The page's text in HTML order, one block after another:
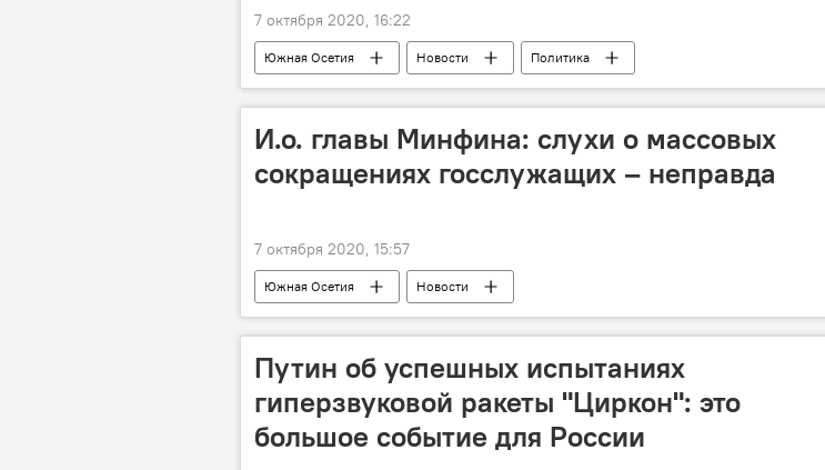
7 октября 2020, 16:22
Южная Осетия Новости Политика
И.о. главы Минфина: слухи о массовых
сокращениях госслужащих – неправда
7 октября 2020, 15:57
Южная Осетия Новости
Путин об успешных испытаниях
гиперзвуковой ракеты "Циркон": это
большое событие для России